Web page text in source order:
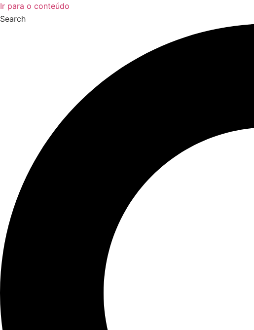
Ir para o conteúdo
Search